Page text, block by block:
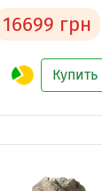
16699 грн
Купить